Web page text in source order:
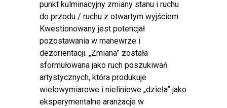
punkt kulminacyjny zmiany stanu i ruchu
do przodu / ruchu z otwartym wyjściem.
Kwestionowany jest potencjał
pozostawania w manewrze i
dezorientacji. „Zmiana” została
sformułowana jako ruch poszukiwań
artystycznych, która produkuje
wielowymiarowe i nieliniowe „dzieła” jako
eksperymentalne aranżacje w